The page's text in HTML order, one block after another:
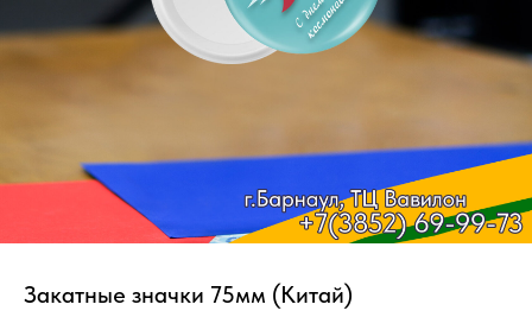
Закатные значки 75мм (Китай)